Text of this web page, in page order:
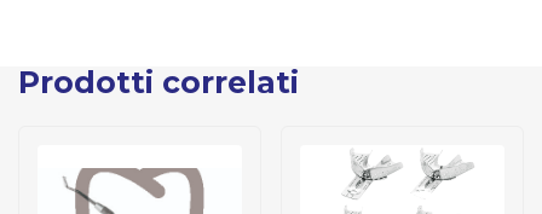
Prodotti correlati